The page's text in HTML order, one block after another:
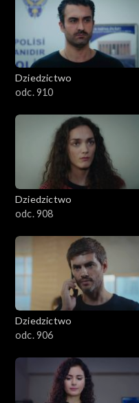
Dziedzictwo
odc. 910
Dziedzictwo
odc. 908
Dziedzictwo
odc. 906